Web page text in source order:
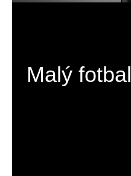
Malý fotbal